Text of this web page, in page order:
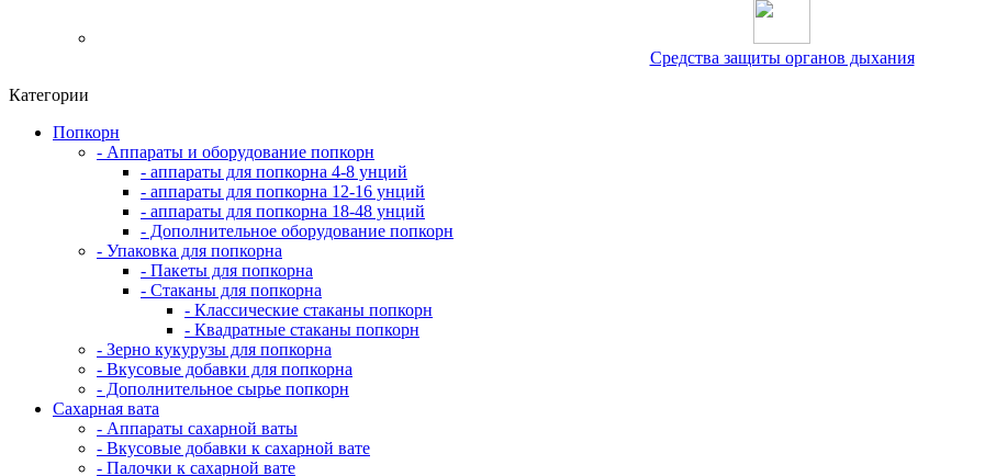
Средства защиты органов дыхания
Категории
Попкорн
- Аппараты и оборудование попкорн
- аппараты для попкорна 4-8 унций
- аппараты для попкорна 12-16 унций
- аппараты для попкорна 18-48 унций
- Дополнительное оборудование попкорн
- Упаковка для попкорна
- Пакеты для попкорна
- Стаканы для попкорна
- Классические стаканы попкорн
- Квадратные стаканы попкорн
- Зерно кукурузы для попкорна
- Вкусовые добавки для попкорна
- Дополнительное сырье попкорн
Сахарная вата
- Аппараты сахарной ваты
- Вкусовые добавки к сахарной вате
- Палочки к сахарной вате